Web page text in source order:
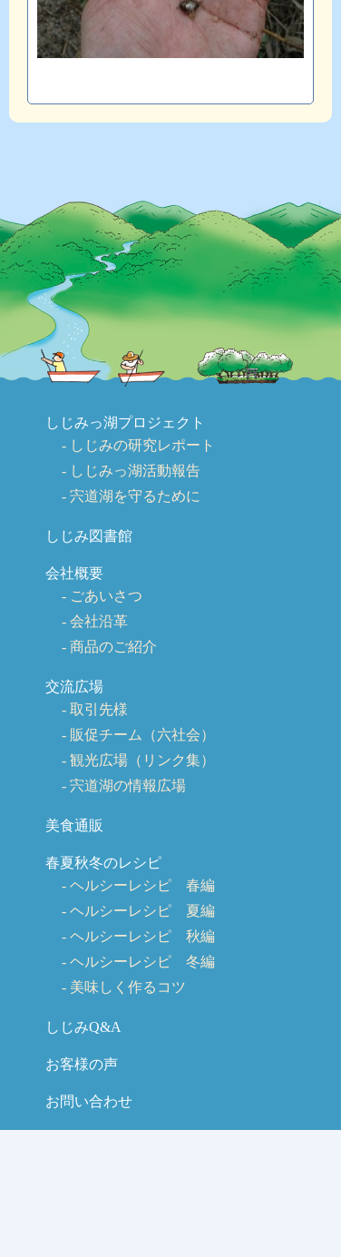
しじみっ湖プロジェクト
しじみの研究レポート
しじみっ湖活動報告
宍道湖を守るために
しじみ図書館
会社概要
ごあいさつ
会社沿革
商品のご紹介
交流広場
取引先様
販促チーム（六社会）
観光広場（リンク集）
宍道湖の情報広場
美食通販
春夏秋冬のレシピ
ヘルシーレシピ 春編
ヘルシーレシピ 夏編
ヘルシーレシピ 秋編
ヘルシーレシピ 冬編
美味しく作るコツ
しじみQ&A
お客様の声
お問い合わせ